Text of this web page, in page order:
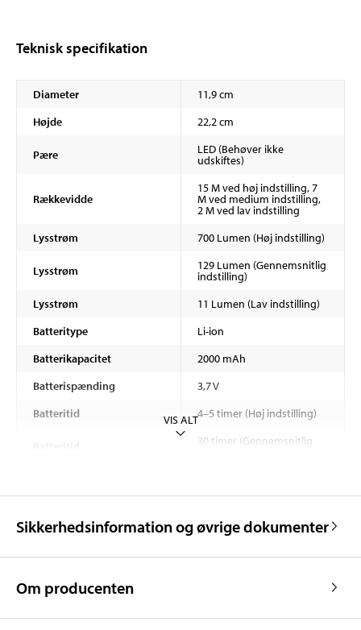
Teknisk specifikation
Diameter
11,9 cm
Højde
22,2 cm
Pære LED (Behøver ikke
udskiftes)
Rækkevidde
15 M ved høj indstilling, 7
M ved medium indstilling,
2 M ved lav indstilling
Lysstrøm
700 Lumen (Høj indstilling)
Lysstrøm 129 Lumen (Gennemsnitlig
indstilling)
Lysstrøm
11 Lumen (Lav indstilling)
Batteritype
Li-ion
Batterikapacitet
2000 mAh
Batterispænding
3,7 V
Batteritid
4–5 timer (Høj indstilling)
Batteritid 30 timer (Gennemsnitlig
Materiale
ABS-plast (Kappe)
VIS ALT
Sikkerhedsinformation og øvrige dokumenter
Om producenten